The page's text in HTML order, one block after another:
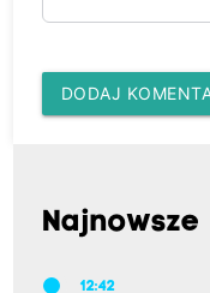
DODAJ
Najnowsze
12:42